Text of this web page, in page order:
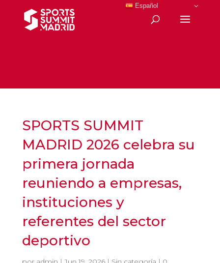
SPORTS SUMMIT
MADRID 2026 celebra su
primera jornada
reuniendo a empresas,
instituciones y
referentes del sector
deportivo
Español